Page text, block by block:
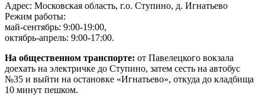
Адрес: Московская область, г.о. Ступино, д. Игнатьево
Режим работы:
май-сентябрь: 9:00-19:00,
октябрь-апрель: 9:00-17:00.
На общественном транспорте: от Павелецкого вокзала
доехать на электричке до Ступино, затем сесть на автобус
№35 и выйти на остановке «Игнатьево», откуда до кладбища
10 минут пешком.